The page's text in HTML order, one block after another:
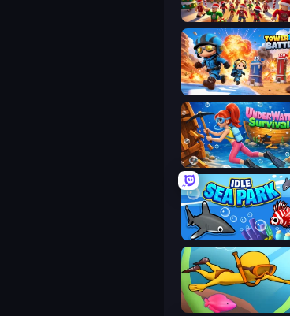
My Dinoland
Tower Battle
Underwater Survival
Idle Sea Park
My Crystal Underwater